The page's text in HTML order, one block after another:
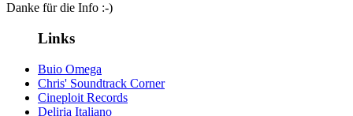
Danke für die Info :-)
Links
Buio Omega
Chris' Soundtrack Corner
Cineploit Records
Deliria Italiano